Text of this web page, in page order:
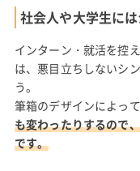
社会人や大学生に
インターン・就活を控
は、悪目立ちしないシ
う。
筆箱のデザインによっ
も変わったりするので
です。